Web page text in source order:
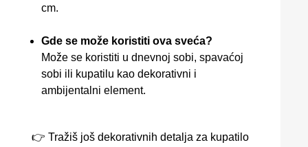
cm.
Gde se može koristiti ova sveća?
Može se koristiti u dnevnoj sobi, spavaćoj
sobi ili kupatilu kao dekorativni i
ambijentalni element.
👉 Tražiš još dekorativnih detalja za kupatilo